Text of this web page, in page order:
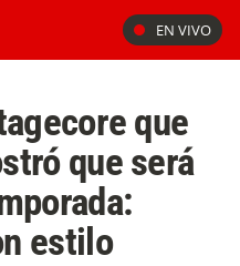
EN VIVO
que
que será
estilo